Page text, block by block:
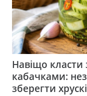
Навіщо класти
кабачками:
зберегти